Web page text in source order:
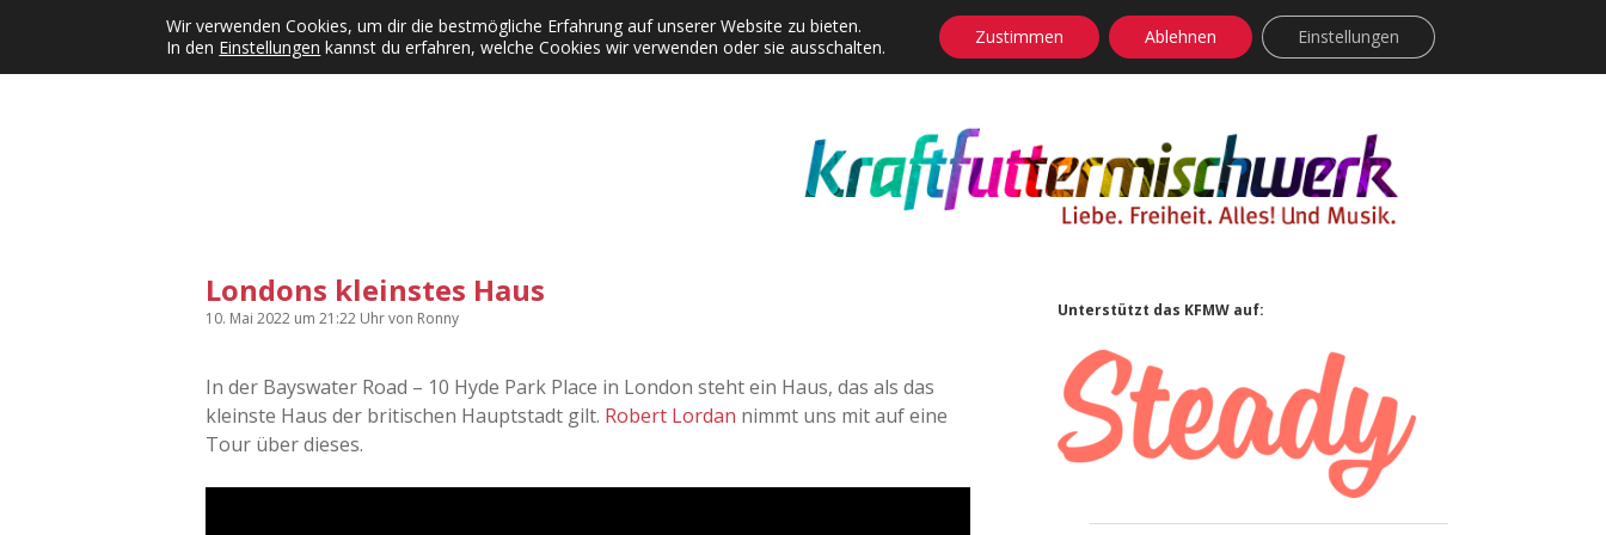
Kategorien Dropdown-Menü öffnen
KFMW-Disco Dates Instagrams Contact Adventskalender Dropdown-Menü öffnen facebook
instagram
rss soundcloud
vimeoBluesky
Londons kleinstes Haus
10. Mai 2022 um 21:22 Uhrvon Ronny
In der Bayswater Road – 10 Hyde Park Place in London steht ein Haus, das als das
kleinste Haus der britischen Hauptstadt gilt. Robert Lordan nimmt uns mit auf eine
Tour über dieses.
Sidebar
Unterstützt das KFMW auf:
Wir verwenden Cookies, um dir die bestmögliche Erfahrung auf unserer Website zu bieten.
In den Einstellungen kannst du erfahren, welche Cookies wir verwenden oder sie ausschalten. Zustimmen Ablehnen Einstellungen